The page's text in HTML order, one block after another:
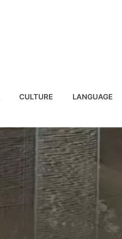
CULTURE LANGUAGE